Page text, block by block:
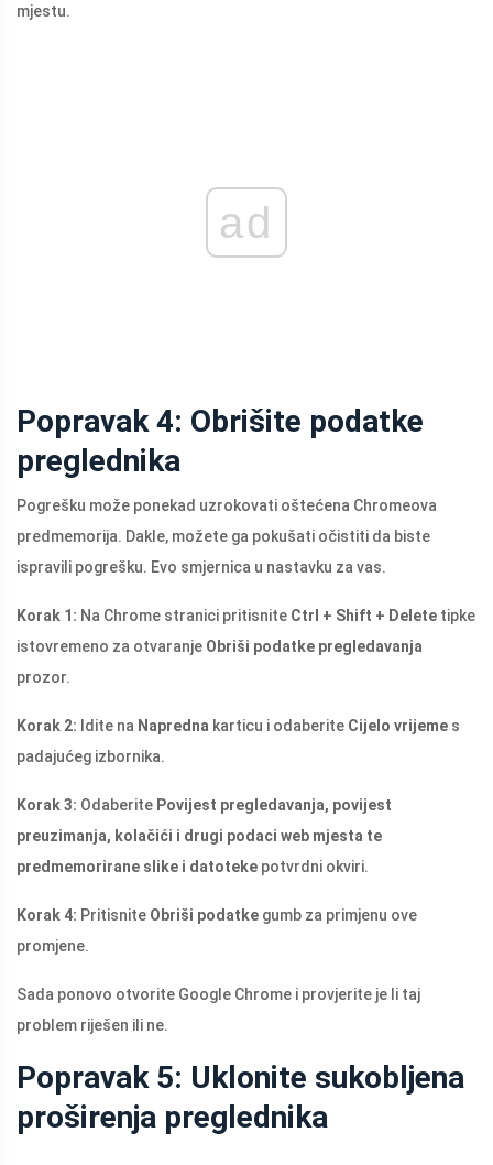
mjestu.
ad
Popravak 4: Obrišite podatke
preglednika
Pogrešku može ponekad uzrokovati oštećena Chromeova
predmemorija. Dakle, možete ga pokušati očistiti da biste
ispravili pogrešku. Evo smjernica u nastavku za vas.
Korak 1: Na Chrome stranici pritisnite Ctrl + Shift + Delete tipke
istovremeno za otvaranje Obriši podatke pregledavanja
prozor.
Korak 2: Idite na Napredna karticu i odaberite Cijelo vrijeme s
padajućeg izbornika.
Korak 3: Odaberite Povijest pregledavanja, povijest
preuzimanja, kolačići i drugi podaci web mjesta te
predmemorirane slike i datoteke potvrdni okviri.
Korak 4: Pritisnite Obriši podatke gumb za primjenu ove
promjene.
Sada ponovo otvorite Google Chrome i provjerite je li taj
problem riješen ili ne.
Popravak 5: Uklonite sukobljena
proširenja preglednika